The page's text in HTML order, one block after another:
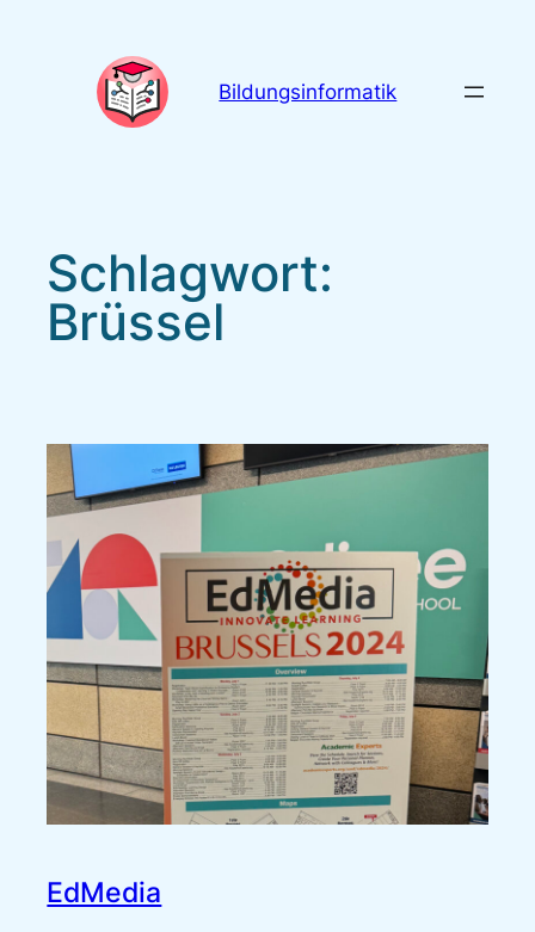
Bildungsinformatik
Schlagwort:
Brüssel
EdMedia